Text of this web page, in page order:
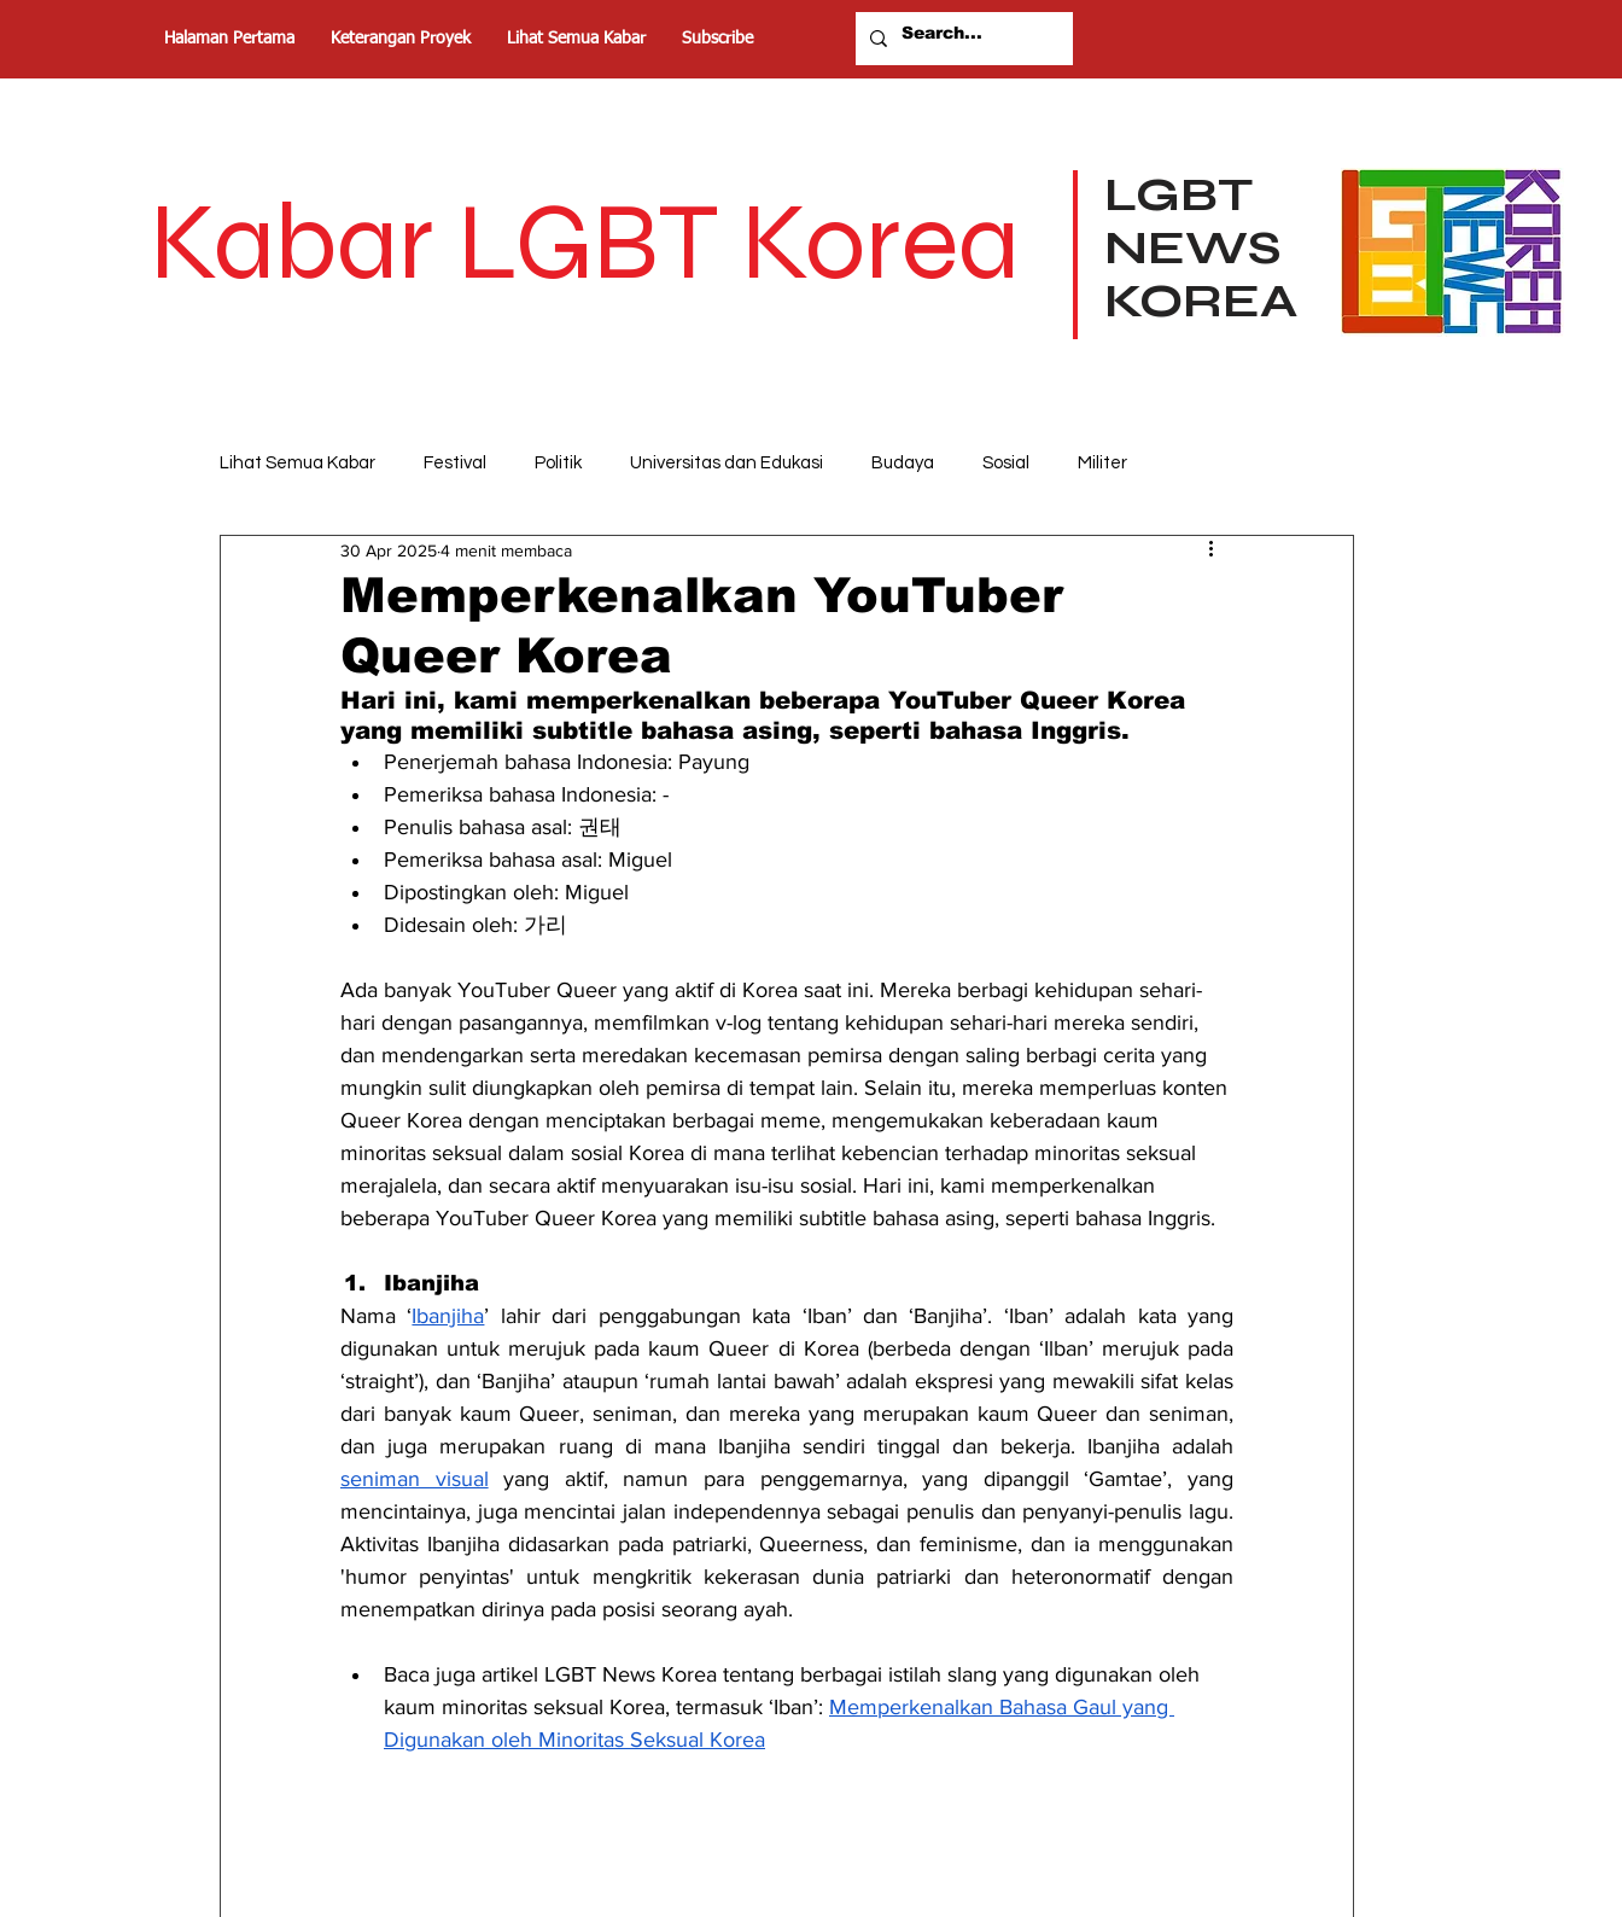
Halaman Pertama Keterangan Proyek Lihat Semua Kabar Subscribe
Kabar LGBT Korea
LGBT
NEWS
KOREA
Lihat Semua Kabar Festival Politik Universitas dan Edukasi Budaya Sosial Militer
Memperkenalkan YouTuber
Queer Korea
30 Apr 20254 menit membaca
Hari ini, kami memperkenalkan beberapa YouTuber Queer Korea
yang memiliki subtitle bahasa asing, seperti bahasa Inggris.
Penerjemah bahasa Indonesia: Payung
Pemeriksa bahasa Indonesia: -
Penulis bahasa asal: 권태
Pemeriksa bahasa asal: Miguel
Dipostingkan oleh: Miguel
Didesain oleh: 가리
Ada banyak YouTuber Queer yang aktif di Korea saat ini. Mereka berbagi kehidupan sehari-
hari dengan pasangannya, memfilmkan v-log tentang kehidupan sehari-hari mereka sendiri,
dan mendengarkan serta meredakan kecemasan pemirsa dengan saling berbagi cerita yang
mungkin sulit diungkapkan oleh pemirsa di tempat lain. Selain itu, mereka memperluas konten
Queer Korea dengan menciptakan berbagai meme, mengemukakan keberadaan kaum
minoritas seksual dalam sosial Korea di mana terlihat kebencian terhadap minoritas seksual
merajalela, dan secara aktif menyuarakan isu-isu sosial. Hari ini, kami memperkenalkan
beberapa YouTuber Queer Korea yang memiliki subtitle bahasa asing, seperti bahasa Inggris.
Ibanjiha
Nama ‘Ibanjiha’ lahir dari penggabungan kata ‘Iban’ dan ‘Banjiha’. ‘Iban’ adalah kata yang
digunakan untuk merujuk pada kaum Queer di Korea (berbeda dengan ‘Ilban’ merujuk pada
‘straight’), dan ‘Banjiha’ ataupun ‘rumah lantai bawah’ adalah ekspresi yang mewakili sifat kelas
dari banyak kaum Queer, seniman, dan mereka yang merupakan kaum Queer dan seniman,
seniman visual yang aktif, namun para penggemarnya, yang dipanggil ‘Gamtae’, yang
mencintainya, juga mencintai jalan independennya sebagai penulis dan penyanyi-penulis lagu.
Aktivitas Ibanjiha didasarkan pada patriarki, Queerness, dan feminisme, dan ia menggunakan
'humor penyintas' untuk mengkritik kekerasan dunia patriarki dan heteronormatif dengan
menempatkan dirinya pada posisi seorang ayah.
Baca juga artikel LGBT News Korea tentang berbagai istilah slang yang digunakan oleh
kaum minoritas seksual Korea, termasuk ‘Iban’: Memperkenalkan Bahasa Gaul yang
Digunakan oleh Minoritas Seksual Korea